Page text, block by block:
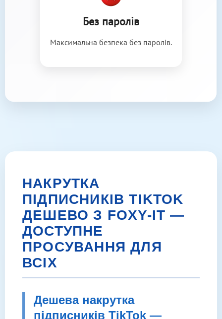
Без паролів
Максимальна безпека без паролів.
НАКРУТКА
ПІДПИСНИКІВ TIKTOK
ДЕШЕВО З FOXY-IT —
ДОСТУПНЕ
ПРОСУВАННЯ ДЛЯ
ВСІХ
Дешева накрутка
підписників TikTok —